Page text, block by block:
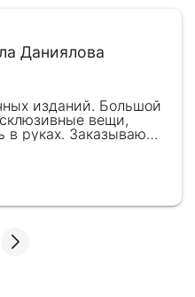
Даниялова
изданий. Большой
вещи,
в руках. Заказываю
партнеров,
общения с
самих книг.